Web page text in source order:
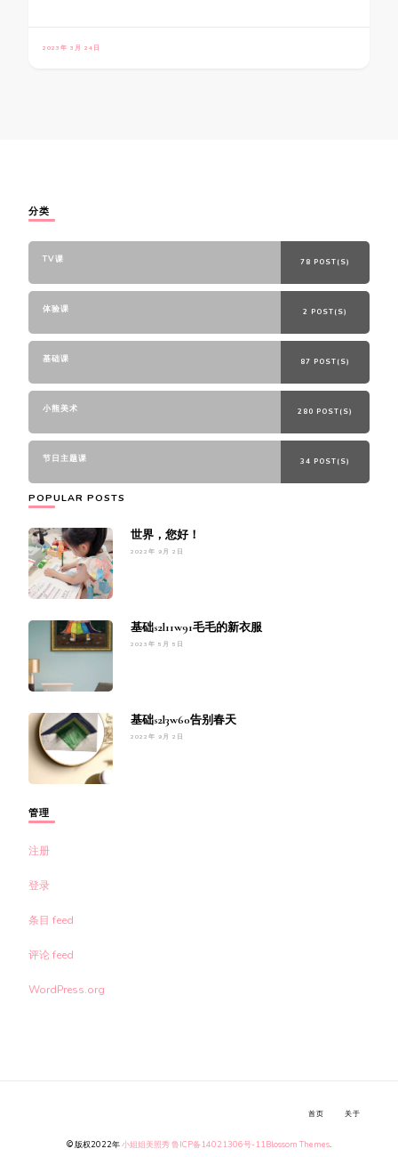
2023年 3月 24日
分类
TV课 78 POST(S)
体验课 2 POST(S)
基础课 87 POST(S)
小熊美术 280 POST(S)
节日主题课 34 POST(S)
POPULAR POSTS
世界，您好！
2022年 9月 2日
基础s2l11w91毛毛的新衣服
2023年 5月 5日
基础s2l3w60告别春天
2022年 9月 2日
管理
注册
登录
条目 feed
评论 feed
WordPress.org
© 版权2022年小姐姐美照秀鲁ICP备14021306号-11Blossom Themes.
首页 关于